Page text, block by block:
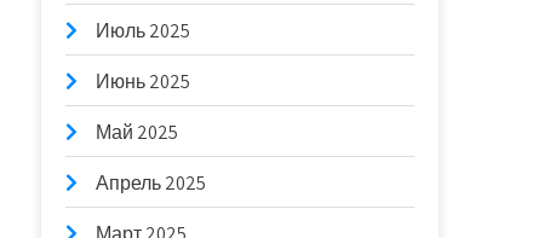
Июль 2025
Июнь 2025
Май 2025
Апрель 2025